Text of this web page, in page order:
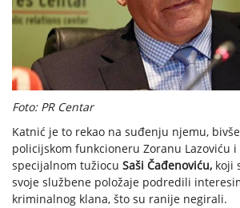
Foto: PR Centar
Katnić je to rekao na suđenju njemu,
policijskom funkcioneru Zoranu Lazoviću
specijalnom tužiocu Saši Čađenoviću, koji
svoje službene položaje podredili
kriminalnog klana, što su ranije negirali.